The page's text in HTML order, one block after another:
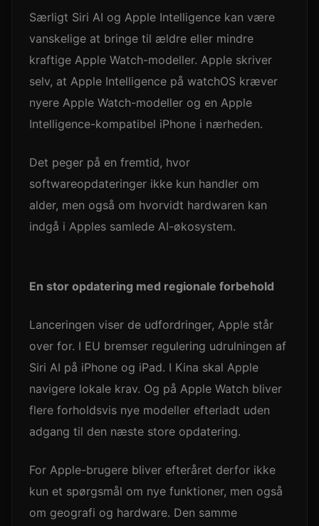
Særligt Siri AI og Apple Intelligence kan være
vanskelige at bringe til ældre eller mindre
kraftige Apple Watch-modeller. Apple skriver
selv, at Apple Intelligence på watchOS kræver
nyere Apple Watch-modeller og en Apple
Intelligence-kompatibel iPhone i nærheden.
Det peger på en fremtid, hvor
softwareopdateringer ikke kun handler om
alder, men også om hvorvidt hardwaren kan
indgå i Apples samlede AI-økosystem.
En stor opdatering med regionale forbehold
Lanceringen viser de udfordringer, Apple står
over for. I EU bremser regulering udrulningen af
Siri AI på iPhone og iPad. I Kina skal Apple
navigere lokale krav. Og på Apple Watch bliver
flere forholdsvis nye modeller efterladt uden
adgang til den næste store opdatering.
For Apple-brugere bliver efteråret derfor ikke
kun et spørgsmål om nye funktioner, men også
om geografi og hardware. Den samme